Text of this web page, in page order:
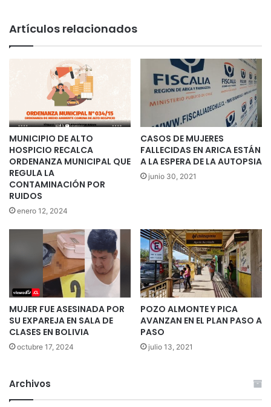
Artículos relacionados
MUNICIPIO DE ALTO
HOSPICIO RECALCA
ORDENANZA MUNICIPAL QUE
REGULA LA
CONTAMINACIÓN POR
RUIDOS
enero 12, 2024
CASOS DE MUJERES
FALLECIDAS EN ARICA ESTÁN
A LA ESPERA DE LA AUTOPSIA
junio 30, 2021
MUJER FUE ASESINADA POR
SU EXPAREJA EN SALA DE
CLASES EN BOLIVIA
octubre 17, 2024
POZO ALMONTE Y PICA
AVANZAN EN EL PLAN PASO A
PASO
julio 13, 2021
Archivos